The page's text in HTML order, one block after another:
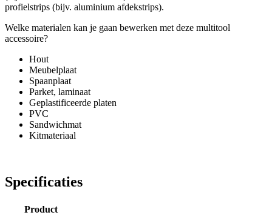
profielstrips (bijv. aluminium afdekstrips).
Welke materialen kan je gaan bewerken met deze multitool
accessoire?
Hout
Meubelplaat
Spaanplaat
Parket, laminaat
Geplastificeerde platen
PVC
Sandwichmat
Kitmateriaal
Specificaties
Product